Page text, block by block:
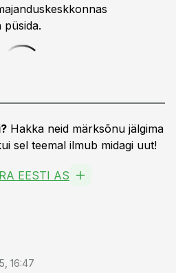
püsida.
Hakka neid märksõnu jälgima
sel teemal ilmub midagi uut!
EESTI AS
16:47